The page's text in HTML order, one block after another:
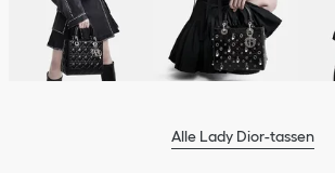
Alle Lady Dior-tassen